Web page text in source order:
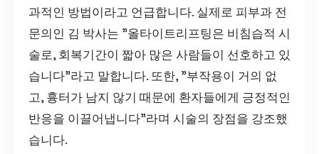
과적인 방법이라고 언급합니다. 실제로 피부과 전
문의인 김 박사는 "올타이트리프팅은 비침습적 시
술로, 회복기간이 짧아 많은 사람들이 선호하고 있
습니다"라고 말합니다. 또한, "부작용이 거의 없
고, 흉터가 남지 않기 때문에 환자들에게 긍정적인
반응을 이끌어냅니다"라며 시술의 장점을 강조했
습니다.